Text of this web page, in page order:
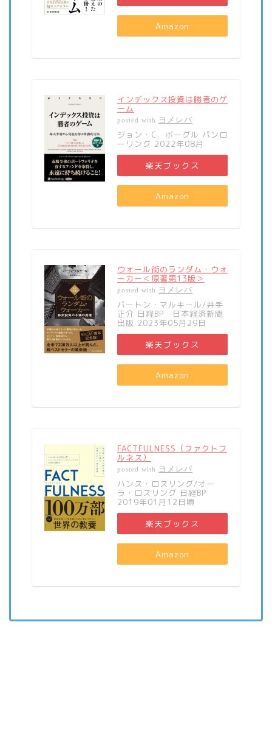
Amazon
インデックス投資は勝者のゲ
ーム
posted with ヨメレバ
ジョン・C．ボーグル パンロ
ーリング 2022年08月
楽天ブックス
Amazon
ウォール街のランダム・ウォ
ーカー＜原著第13版＞
posted with ヨメレバ
バートン・マルキール/井手
正介 日経BP 日本経済新聞
出版 2023年05月29日
楽天ブックス
Amazon
FACTFULNESS（ファクトフ
ルネス）
posted with ヨメレバ
ハンス・ロスリング/オー
ラ・ロスリング 日経BP
2019年01月12日頃
楽天ブックス
Amazon